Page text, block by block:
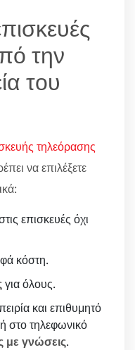
την
του
τηλεόρασης
να επιλέξετε
επισκευές όχι
κόστη.
για όλους.
και επιθυμητό
στο τηλεφωνικό
με γνώσεις.